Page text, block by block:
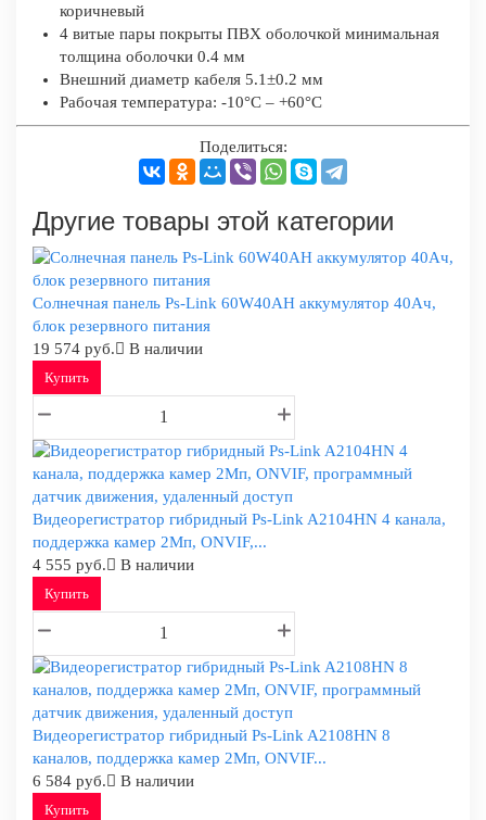
коричневый
4 витые пары покрыты ПВХ оболочкой минимальная
толщина оболочки 0.4 мм
Внешний диаметр кабеля 5.1±0.2 мм
Рабочая температура: -10°C – +60°C
Поделиться:
Другие товары этой категории
Солнечная панель Ps-Link 60W40AH аккумулятор 40Ач,
блок резервного питания
19 574 руб.
В наличии
Купить
Видеорегистратор гибридный Ps-Link A2104HN 4 канала,
поддержка камер 2Мп, ONVIF,...
4 555 руб.
В наличии
Купить
Видеорегистратор гибридный Ps-Link A2108HN 8
каналов, поддержка камер 2Мп, ONVIF...
6 584 руб.
В наличии
Купить